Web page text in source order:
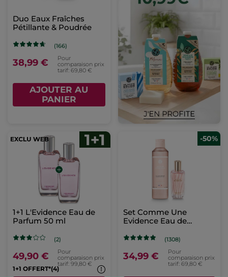
Duo Eaux Fraîches
Pétillante & Poudrée
(166)
38,99 €
Pour
comparaison prix
tarif: 69,80 €
AJOUTER AU
PANIER
1+1 L'Evidence Eau de
Parfum 50 ml
(2)
49,90 €
Pour
comparaison prix
tarif: 99,80 €
1+1 OFFERT*(4)
-50%
Set Comme Une
Evidence Eau de
(1308)
34,99 €
Pour
comparaison prix
tarif: 69,80 €